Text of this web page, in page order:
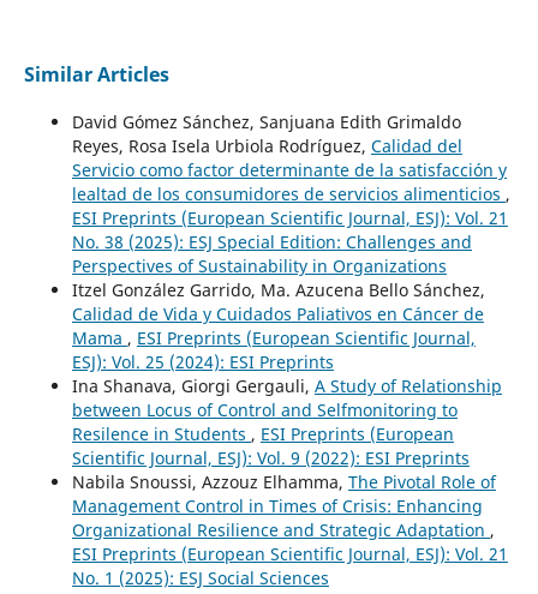
Similar Articles
David Gómez Sánchez, Sanjuana Edith Grimaldo
Reyes, Rosa Isela Urbiola Rodríguez, Calidad del
Servicio como factor determinante de la satisfacción y
lealtad de los consumidores de servicios alimenticios ,
ESI Preprints (European Scientific Journal, ESJ): Vol. 21
No. 38 (2025): ESJ Special Edition: Challenges and
Perspectives of Sustainability in Organizations
Itzel González Garrido, Ma. Azucena Bello Sánchez,
Calidad de Vida y Cuidados Paliativos en Cáncer de
Mama , ESI Preprints (European Scientific Journal,
ESJ): Vol. 25 (2024): ESI Preprints
Ina Shanava, Giorgi Gergauli, A Study of Relationship
between Locus of Control and Selfmonitoring to
Resilence in Students , ESI Preprints (European
Scientific Journal, ESJ): Vol. 9 (2022): ESI Preprints
Nabila Snoussi, Azzouz Elhamma, The Pivotal Role of
Management Control in Times of Crisis: Enhancing
Organizational Resilience and Strategic Adaptation ,
ESI Preprints (European Scientific Journal, ESJ): Vol. 21
No. 1 (2025): ESJ Social Sciences